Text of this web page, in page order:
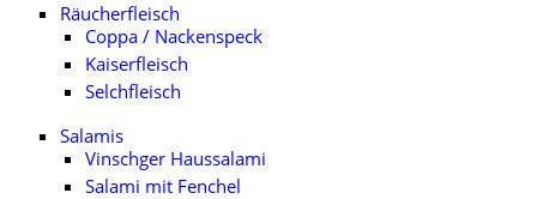
Räucherfleisch
Coppa / Nackenspeck
Kaiserfleisch
Selchfleisch
Salamis
Vinschger Haussalami
Salami mit Fenchel